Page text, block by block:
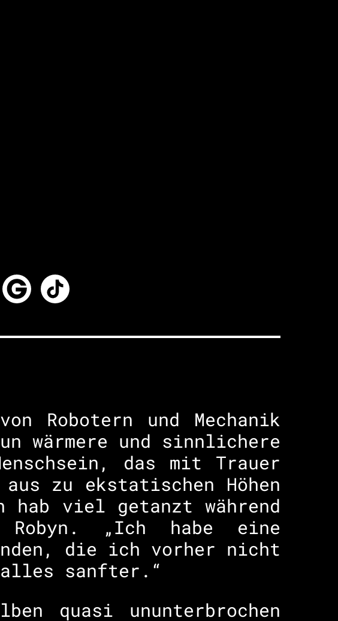
Robotern und Mechanik
wärmere und sinnlichere
das mit Trauer
zu ekstatischen Höhen
hab viel getanzt während
„Ich habe eine
die ich vorher nicht
alles sanfter.“
quasi ununterbrochen